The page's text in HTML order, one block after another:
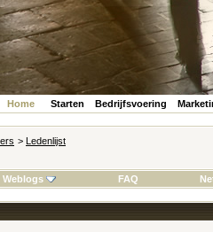
Home Starten Bedrijfsvoering
> Ledenlijst
Weblogs FAQ